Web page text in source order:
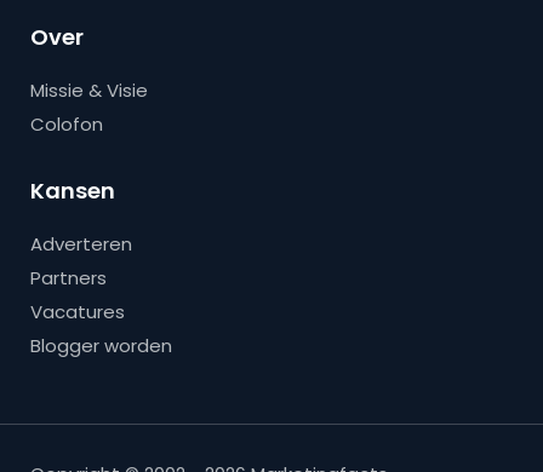
Over
Missie & Visie
Colofon
Kansen
Adverteren
Partners
Vacatures
Blogger worden